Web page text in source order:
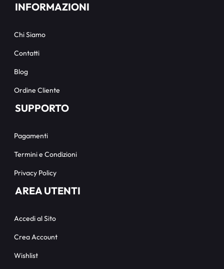
INFORMAZIONI
Chi Siamo
Contatti
Blog
Ordine Cliente
SUPPORTO
Pagamenti
Termini e Condizioni
Privacy Policy
AREA UTENTI
Accedi al Sito
Crea Account
Wishlist